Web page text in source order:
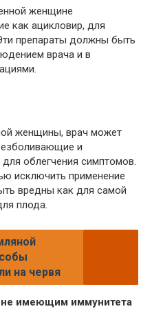
женщине
как ацикловир, для
препараты должны быть
врача и в
женщины, врач может
и
облегчения симптомов.
исключить применение
вредны как для самой
плода.
на червя
имеющим иммунитета